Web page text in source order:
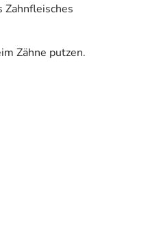
Zahnfleisches
Zähne putzen.